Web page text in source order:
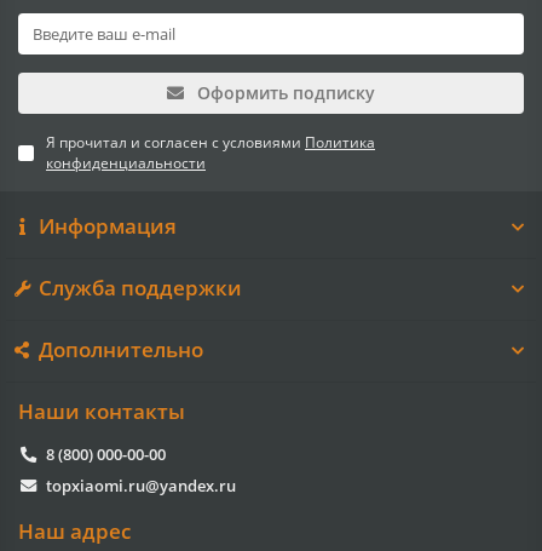
Оформить подписку
Я прочитал и согласен с условиями Политика
конфиденциальности
Информация
Служба поддержки
Дополнительно
Наши контакты
8 (800) 000-00-00
topxiaomi.ru@yandex.ru
Наш адрес